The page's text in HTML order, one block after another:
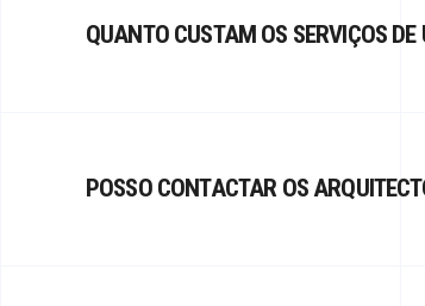
QUANTO CUSTAM OS SERVIÇOS
POSSO CONTACTAR OS